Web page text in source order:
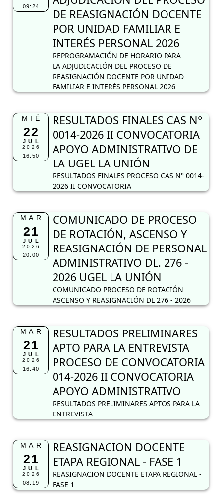
09:24
DE REASIGNACIÓN DOCENTE
POR UNIDAD FAMILIAR E
INTERÉS PERSONAL 2026
REPROGRAMACIÓN DE HORARIO PARA
LA ADJUDICACIÓN DEL PROCESO DE
REASIGNACIÓN DOCENTE POR UNIDAD
FAMILIAR E INTERÉS PERSONAL 2026
MIÉ
22
JUL
2026
16:50
RESULTADOS FINALES CAS N°
0014-2026 II CONVOCATORIA
APOYO ADMINISTRATIVO DE
LA UGEL LA UNIÓN
RESULTADOS FINALES PROCESO CAS N° 0014-
2026 II CONVOCATORIA
MAR
21
JUL
2026
20:00
COMUNICADO DE PROCESO
DE ROTACIÓN, ASCENSO Y
REASIGNACIÓN DE PERSONAL
ADMINISTRATIVO DL. 276 -
2026 UGEL LA UNIÓN
COMUNICADO PROCESO DE ROTACIÓN
ASCENSO Y REASIGNACIÓN DL 276 - 2026
MAR
21
JUL
2026
16:40
RESULTADOS PRELIMINARES
APTO PARA LA ENTREVISTA
PROCESO DE CONVOCATORIA
014-2026 II CONVOCATORIA
APOYO ADMINISTRATIVO
RESULTADOS PRELIMINARES APTOS PARA LA
ENTREVISTA
MAR
21
JUL
2026
08:19
REASIGNACION DOCENTE
ETAPA REGIONAL - FASE 1
REASIGNACION DOCENTE ETAPA REGIONAL -
FASE 1